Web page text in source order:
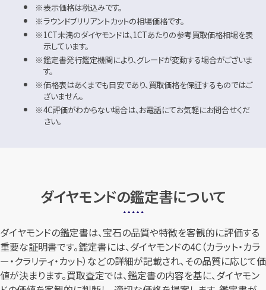
表示価格は税込みです。
ラウンドブリリアントカットの相場価格です。
1CT未満のダイヤモンドは、1CTあたりの参考買取価格相場を表
示しています。
鑑定書発行鑑定機関により、グレードが変動する場合がございま
す。
価格表はあくまでも目安であり、買取価格を保証するものではご
ざいません。
4C評価がわからない場合は、お電話にてお気軽にお問合せくだ
さい。
ダイヤモンドの鑑定書について
ダイヤモンドの鑑定書は、宝石の品質や特徴を客観的に評価する
重要な証明書です。鑑定書には、ダイヤモンドの4C（カラット・カラ
ー・クラリティ・カット）などの詳細が記載され、その品質に応じて価
値が決まります。買取査定では、鑑定書の内容を基に、ダイヤモン